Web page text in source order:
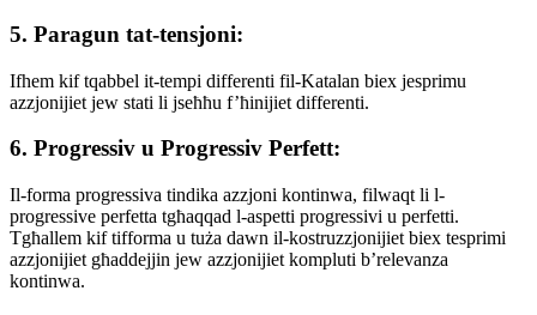
5. Paragun tat-tensjoni:
Ifhem kif tqabbel it-tempi differenti fil-Katalan biex jesprimu
azzjonijiet jew stati li jseħħu f’ħinijiet differenti.
6. Progressiv u Progressiv Perfett:
Il-forma progressiva tindika azzjoni kontinwa, filwaqt li l-
progressive perfetta tgħaqqad l-aspetti progressivi u perfetti.
Tgħallem kif tifforma u tuża dawn il-kostruzzjonijiet biex tesprimi
azzjonijiet għaddejjin jew azzjonijiet kompluti b’relevanza
kontinwa.